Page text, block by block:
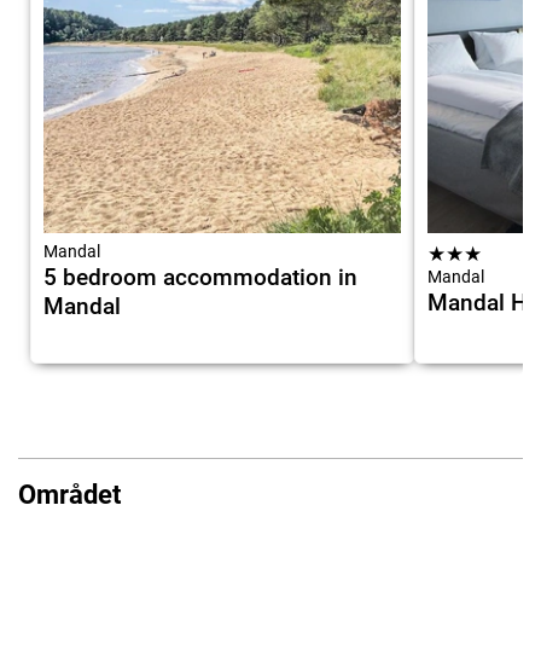
Mandal
5 bedroom accommodation in
Mandal
★★★
Mandal
Mandal
Området